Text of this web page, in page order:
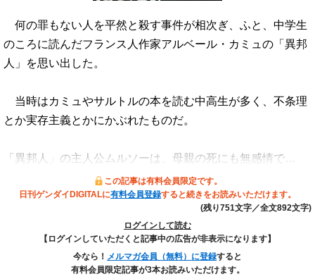
何の罪もない人を平然と殺す事件が相次ぎ、ふと、中学生
のころに読んだフランス人作家アルベール・カミュの「異邦
人」を思い出した。
当時はカミュやサルトルの本を読む中高生が多く、不条理
とか実存主義とかにかぶれたものだ。
「異邦人」の主人公ムルソーは、母親の死にも無感情で…
この記事は有料会員限定です。
日刊ゲンダイDIGITALに有料会員登録すると続きをお読みいただけます。
(残り751文字／全文892文字)
ログインして読む
【ログインしていただくと記事中の広告が非表示になります】
今なら！ メルマガ会員（無料）に登録すると
有料会員限定記事が3本お読みいただけます。